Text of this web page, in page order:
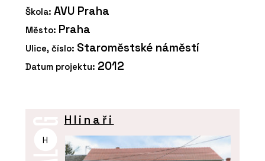
Škola: AVU Praha
Město: Praha
Ulice, číslo: Staroměstské náměstí
Datum projektu: 2012
H
Hlinaři